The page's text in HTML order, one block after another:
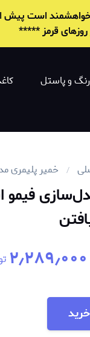
است پیش
قرمز *****
رنگ و پاستل
خمیر پلیمری
۲٫۲۸۹٫۰۰۰